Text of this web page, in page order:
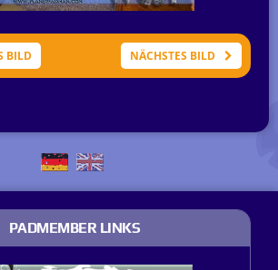
BILD NÄCHSTES BILD
PADMEMBER LINKS